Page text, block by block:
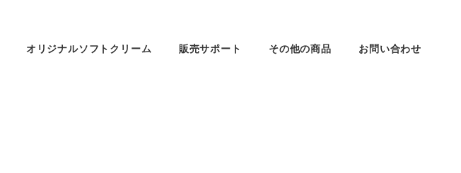
オリジナルソフトクリーム 販売サポート その他の商品 お問い合わせ